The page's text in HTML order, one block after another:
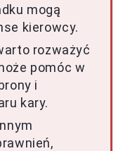
mogą
kierowcy.
rozważyć
pomóc w
i
kary.